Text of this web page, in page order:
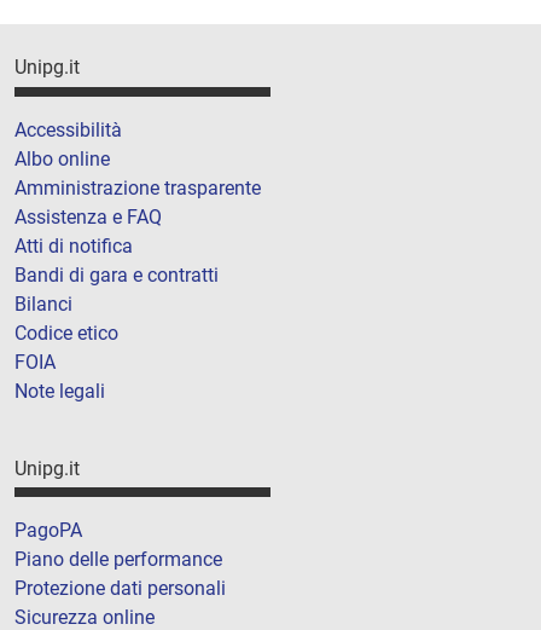
Unipg.it
Accessibilità
Albo online
Amministrazione trasparente
Assistenza e FAQ
Atti di notifica
Bandi di gara e contratti
Bilanci
Codice etico
FOIA
Note legali
Unipg.it
PagoPA
Piano delle performance
Protezione dati personali
Sicurezza online